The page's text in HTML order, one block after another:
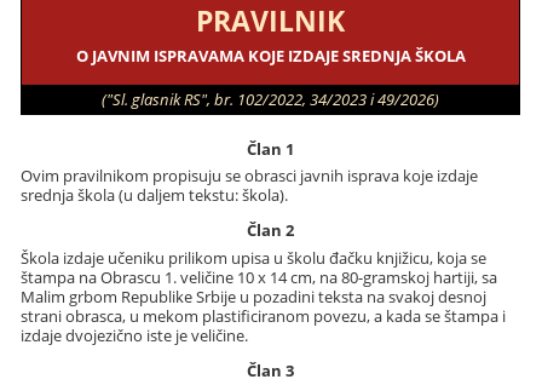
PRAVILNIK
O JAVNIM ISPRAVAMA KOJE IZDAJE SREDNJA ŠKOLA
("Sl. glasnik RS", br. 102/2022, 34/2023 i 49/2026)
Član 1
Ovim pravilnikom propisuju se obrasci javnih isprava koje izdaje
srednja škola (u daljem tekstu: škola).
Član 2
Škola izdaje učeniku prilikom upisa u školu đačku knjižicu, koja se
štampa na Obrascu 1. veličine 10 x 14 cm, na 80-gramskoj hartiji, sa
Malim grbom Republike Srbije u pozadini teksta na svakoj desnoj
strani obrasca, u mekom plastificiranom povezu, a kada se štampa i
izdaje dvojezično iste je veličine.
Član 3